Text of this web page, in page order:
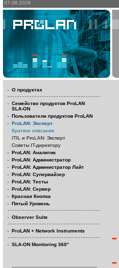
07.08.2026
- О продуктах
- Семейство продуктов ProLAN
SLA-ON
- Пользователи продуктов ProLAN
- ProLAN: Эксперт
Краткое описание
ITIL и ProLAN: Эксперт
Советы IT-директору
- ProLAN: Аналитик
- ProLAN: Администратор
- ProLAN: Администратор Лайт
- ProLAN: Супервайзер
- ProLAN: Тесты
- ProLAN: Сервер
- Красная Кнопка
- Пятый Уровень
- Observer Suite
- ProLAN + Network Instruments
- SLA-ON Monitoring 360°